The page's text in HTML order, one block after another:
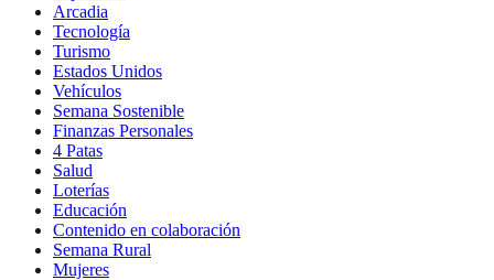
Arcadia
Tecnología
Turismo
Estados Unidos
Vehículos
Semana Sostenible
Finanzas Personales
4 Patas
Salud
Loterías
Educación
Contenido en colaboración
Semana Rural
Mujeres